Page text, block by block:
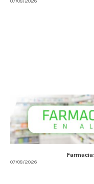
07/08/2026